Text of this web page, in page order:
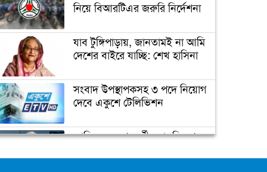
প্র্যাকটিস নিয়ে নির্দেশনা
আজ ‘বিশ্ব নিউমোনিয়া দিবস’
চরম ঝুঁকিতে বাংলাদেশ
নিরাপদ খাদ্যাভ্যাসে সুস্থ শিশু
‘করোনা মোকাবেলায় আরও ৩‘শ
নিয়ে বিআরটিএর জরুরি নির্দেশনা
যাব টুঙ্গিপাড়ায়, জানতামই না আমি
দেশের বাইরে যাচ্ছি: শেখ হাসিনা
সংবাদ উপস্থাপকসহ ৩ পদে নিয়োগ
দেবে একুশে টেলিভিশন
জাতিসংঘের পরবর্তী মহাসচিব পদে